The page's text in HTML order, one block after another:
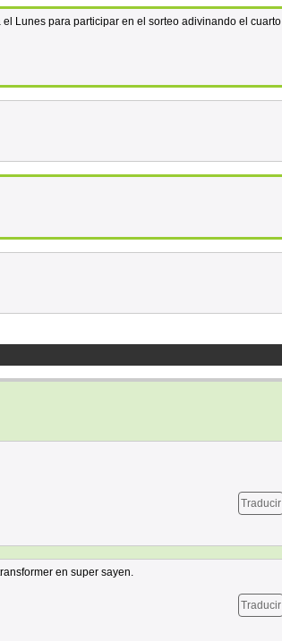
Lunes para participar en el sorteo adivinando el cuarto
Traducir
en super sayen.
Traducir